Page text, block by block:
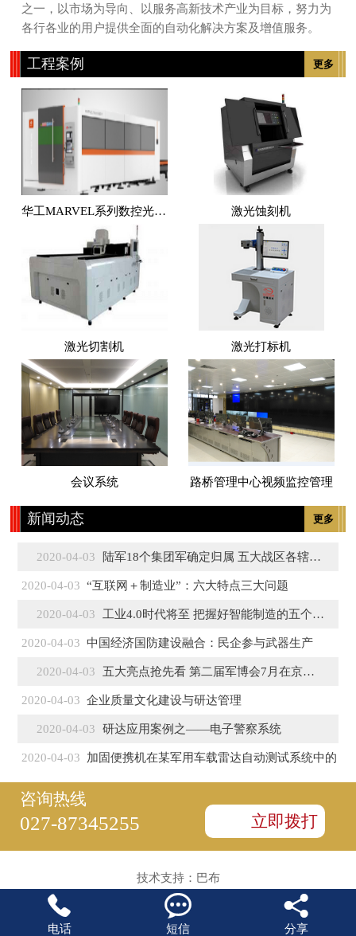
之一，以市场为导向、以服务高新技术产业为目标，努力为
各行各业的用户提供全面的自动化解决方案及增值服务。
更多
工程案例
华工MARVEL系列数控光纤激光切割机 激光蚀刻机
激光切割机 激光打标机
会议系统 路桥管理中心视频监控管理
更多
新闻动态
2020-04-03 陆军18个集团军确定归属 五大战区各辖3至5个
2020-04-03 “互联网＋制造业”：六大特点三大问题
2020-04-03 工业4.0时代将至 把握好智能制造的五个特征
2020-04-03 中国经济国防建设融合：民企参与武器生产
2020-04-03 五大亮点抢先看 第二届军博会7月在京盛大开幕
2020-04-03 企业质量文化建设与研达管理
2020-04-03 研达应用案例之——电子警察系统
2020-04-03 加固便携机在某军用车载雷达自动测试系统中的
咨询热线
027-87345255 立即拨打
技术支持： 巴布

电话

短信

分享